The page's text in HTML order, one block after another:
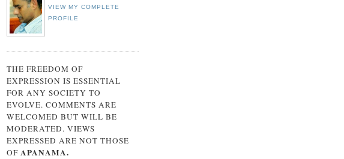
VIEW MY COMPLETE
PROFILE
THE FREEDOM OF
EXPRESSION IS ESSENTIAL
FOR ANY SOCIETY TO
EVOLVE. COMMENTS ARE
WELCOMED BUT WILL BE
MODERATED. VIEWS
EXPRESSED ARE NOT THOSE
OF APANAMA.